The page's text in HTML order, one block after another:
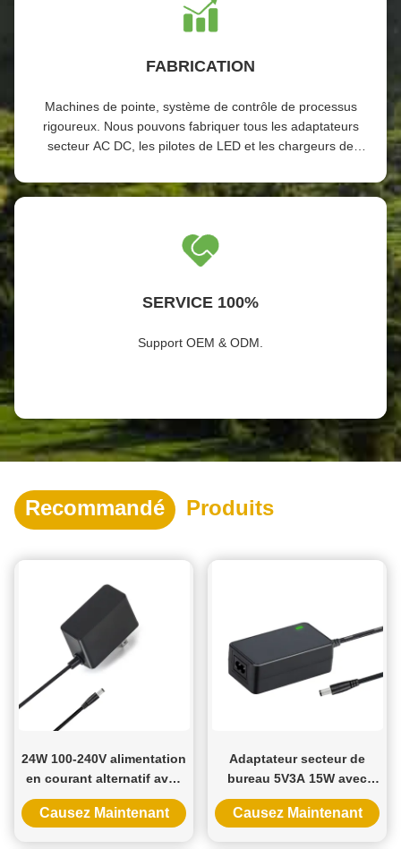
FABRICATION
Machines de pointe, système de contrôle de processus
rigoureux. Nous pouvons fabriquer tous les adaptateurs
secteur AC DC, les pilotes de LED et les chargeurs de
SERVICE 100%
Support OEM & ODM.
Recommandé Produits
24W 100-240V alimentation
en courant alternatif avec
100% de matériel PC pour
lampes à LED et caméras
Causez Maintenant
Adaptateur secteur de
bureau 5V3A 15W avec
entrée 100-240V et tension
de sortie multiple pour
Causez Maintenant